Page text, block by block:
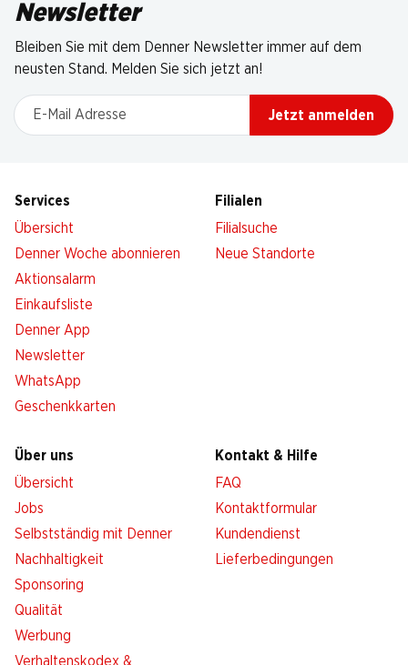
Newsletter
Bleiben Sie mit dem Denner Newsletter immer auf dem
neusten Stand. Melden Sie sich jetzt an!
E-Mail Adresse
Jetzt anmelden
Services
Übersicht
Denner Woche abonnieren
Aktionsalarm
Einkaufsliste
Denner App
Newsletter
WhatsApp
Geschenkkarten
Filialen
Filialsuche
Neue Standorte
Über uns
Übersicht
Jobs
Selbstständig mit Denner
Nachhaltigkeit
Sponsoring
Qualität
Werbung
Verhaltenskodex &
Kontakt & Hilfe
FAQ
Kontaktformular
Kundendienst
Lieferbedingungen